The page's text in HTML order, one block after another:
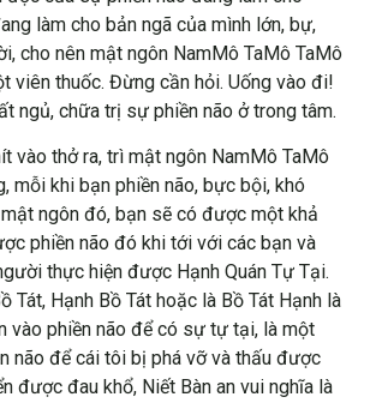
làm cho bản ngã của mình lớn, bự,
cho nên mật ngôn NamMô TaMô TaMô
viên thuốc. Đừng cần hỏi. Uống vào đi!
ngủ, chữa trị sự phiền não ở trong tâm.
vào thở ra, trì mật ngôn NamMô TaMô
mỗi khi bạn phiền não, bực bội, khó
ngôn đó, bạn sẽ có được một khả
phiền não đó khi tới với các bạn và
thực hiện được Hạnh Quán Tự Tại.
Tát, Hạnh Bồ Tát hoặc là Bồ Tát Hạnh là
vào phiền não để có sự tự tại, là một
não để cái tôi bị phá vỡ và thấu được
được đau khổ, Niết Bàn an vui nghĩa là